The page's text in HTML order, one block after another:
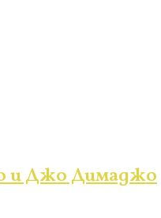
и Джо Димаджо